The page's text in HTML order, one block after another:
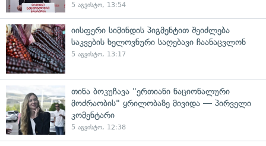
5 აგვისტო, 13:54
იისფერი სიმინდის პიგმენტით შეიძლება
საკვების ხელოვნური საღებავი ჩაანაცვლონ
5 აგვისტო, 13:17
თინა ბოკუჩავა "ერთიანი ნაციონალური
მოძრაობის" ყრილობაზე მივიდა — პირველი
კომენტარი
5 აგვისტო, 12:38